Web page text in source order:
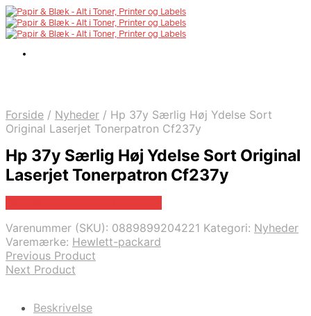
Forside / Nyheder / Hp 37y Særlig Høj Ydelse Sort
Original Laserjet Tonerpatron Cf237y
Hp 37y Særlig Høj Ydelse Sort Original
Laserjet Tonerpatron Cf237y
Varenummer (SKU): 0889899204221 Kategori: Nyheder
Varemærke: Hewlett-packard
Previous Product
Next Product
Beskrivelse